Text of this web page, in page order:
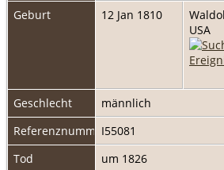
Geburt
12 Jan 1810
USA
Geschlecht
männlich
ReferenznummerI55081
Tod
um 1826